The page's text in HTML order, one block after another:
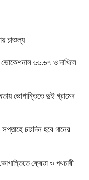
চাঞ্চল্য
৬৬.৬৭ ও দাখিলে
ভোগান্তিতে দুই গ্রামের
চারদিন হবে গানের
ক্রেতা ও পথচারী